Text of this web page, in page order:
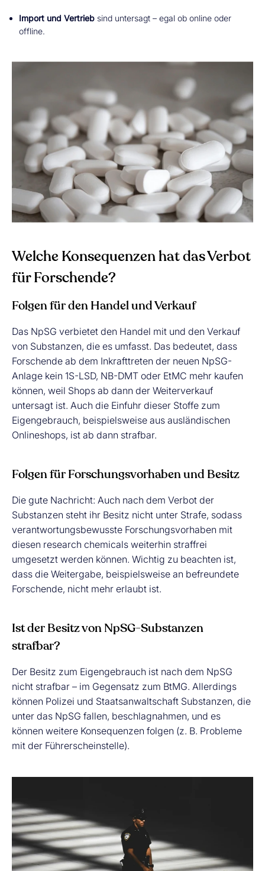
Import und Vertrieb sind untersagt – egal ob online oder
offline.
Welche Konsequenzen hat das Verbot
für Forschende?
Folgen für den Handel und Verkauf
Das NpSG verbietet den Handel mit und den Verkauf
von Substanzen, die es umfasst. Das bedeutet, dass
Forschende ab dem Inkrafttreten der neuen NpSG-
Anlage kein 1S-LSD, NB-DMT oder EtMC mehr kaufen
können, weil Shops ab dann der Weiterverkauf
untersagt ist. Auch die Einfuhr dieser Stoffe zum
Eigengebrauch, beispielsweise aus ausländischen
Onlineshops, ist ab dann strafbar.
Folgen für Forschungsvorhaben und Besitz
Die gute Nachricht: Auch nach dem Verbot der
Substanzen steht ihr Besitz nicht unter Strafe, sodass
verantwortungsbewusste Forschungsvorhaben mit
diesen research chemicals weiterhin straffrei
umgesetzt werden können. Wichtig zu beachten ist,
dass die Weitergabe, beispielsweise an befreundete
Forschende, nicht mehr erlaubt ist.
Ist der Besitz von NpSG-Substanzen
strafbar?
Der Besitz zum Eigengebrauch ist nach dem NpSG
nicht strafbar – im Gegensatz zum BtMG. Allerdings
können Polizei und Staatsanwaltschaft Substanzen, die
unter das NpSG fallen, beschlagnahmen, und es
können weitere Konsequenzen folgen (z. B. Probleme
mit der Führerscheinstelle).